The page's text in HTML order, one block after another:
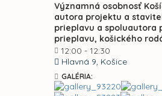
Významná osobnosť
autora projektu a
prieplavu a spoluautora
prieplavu, košického
12:00 - 12:30
Hlavná 9, Košice
GALÉRIA: